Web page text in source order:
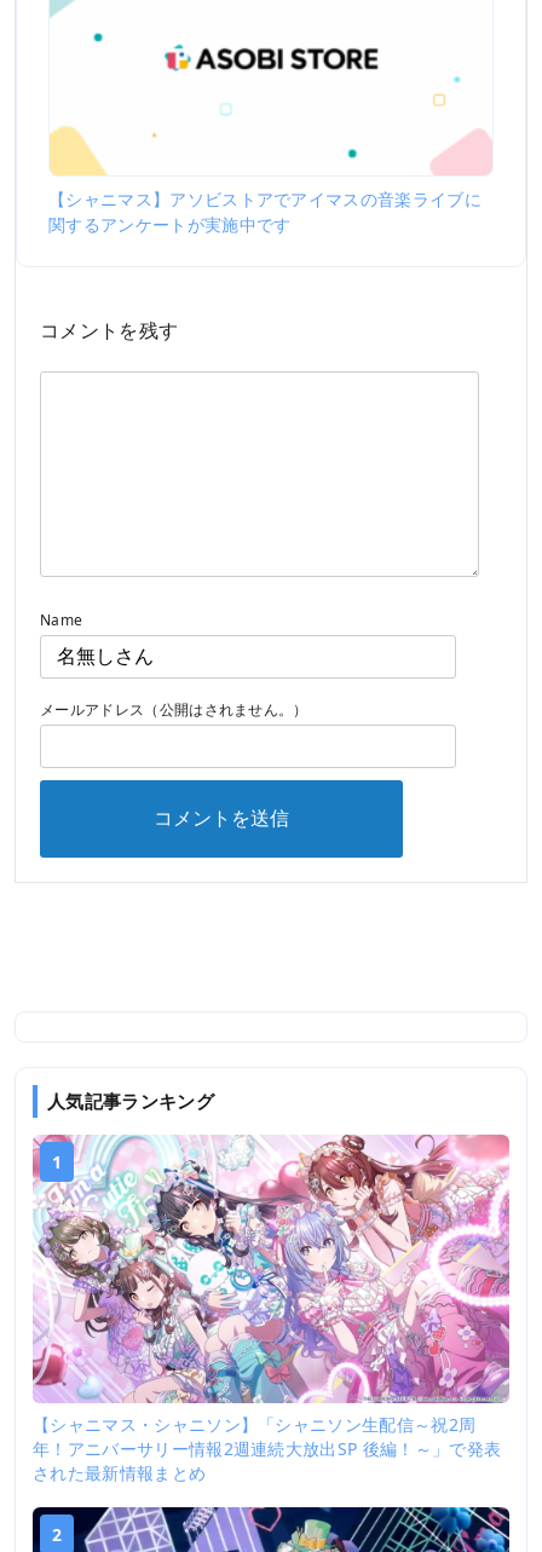
【シャニマス】アソビストアでアイマスの音楽ライブに
関するアンケートが実施中です
コメントを残す
Name
メールアドレス（公開はされません。）
人気記事ランキング
1
【シャニマス・シャニソン】「シャニソン生配信～祝2周
年！アニバーサリー情報2週連続大放出SP 後編！～」で発表
された最新情報まとめ
2